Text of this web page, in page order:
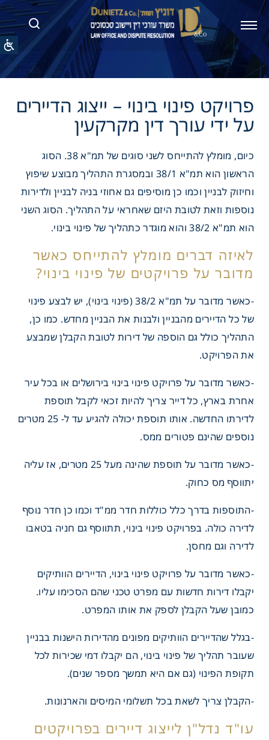
פינוי בינוי – ייצוג הדיירים
עורך דין מקרקעין
כיום, מומלץ להתייחס לשני סוגים של תמ"א 38. הסוג
הראשון הוא תמ"א 38/1 ובמסגרת התהליך מבוצע שיפוץ
וחיזוק לבניין וכמו כן מוסיפים גם אחוזי בניה לבניין ולדירות
נוספות וזאת לטובת היזם שאחראי על התהליך. הסוג השני
הוא תמ"א 38/2 והוא מוגדר כתהליך של פינוי בינוי.
מומלץ להתייחס כאשר
פרויקטים של פינוי בינוי?
-כאשר מדובר על תמ"א 38/2 (פינוי בינוי), יש לבצע פינוי
של כל הדיירים מהבניין ולבנות את הבניין מחדש. כמו כן,
התהליך כולל גם הוספה של דירות לטובת הקבלן שמבצע
את הפרויקט.
-כאשר מדובר על פרויקט פינוי בינוי בירושלים או בכל עיר
אחרת בארץ, כל דייר צריך להיות זכאי לקבל תוספת
לדירתו החדשה. אותו תוספת יכולה להגיע עד ל- 25 מטרים
נוספים שהינם פטורים ממס.
-כאשר מדובר על תוספת שהינה מעל 25 מטרים, אז עליה
יתווסף מס כחוק.
-התוספות בדרך כלל כוללות חדר ממ"ד וכמו כן חדר נוסף
לדירה כולה. בפרויקט פינוי בינוי, תתווסף גם חניה בטאבו
לדירה וגם מחסן.
-כאשר מדובר על פרויקט פינוי בינוי, הדיירים הוותיקים
יקבלו דירות חדשות עם מפרט טכני שהם הסכימו עליו.
כמובן שעל הקבלן לספק את אותו המפרט.
-בגלל שהדיירים הוותיקים מפונים מהדירות הישנות בבניין
שעובר תהליך של פינוי בינוי, הם יקבלו דמי שכירות לכל
תקופת הפינוי (גם אם היא תמשך מספר שנים).
-הקבלן צריך לשאת בכל תשלומי המיסים והארנונות.